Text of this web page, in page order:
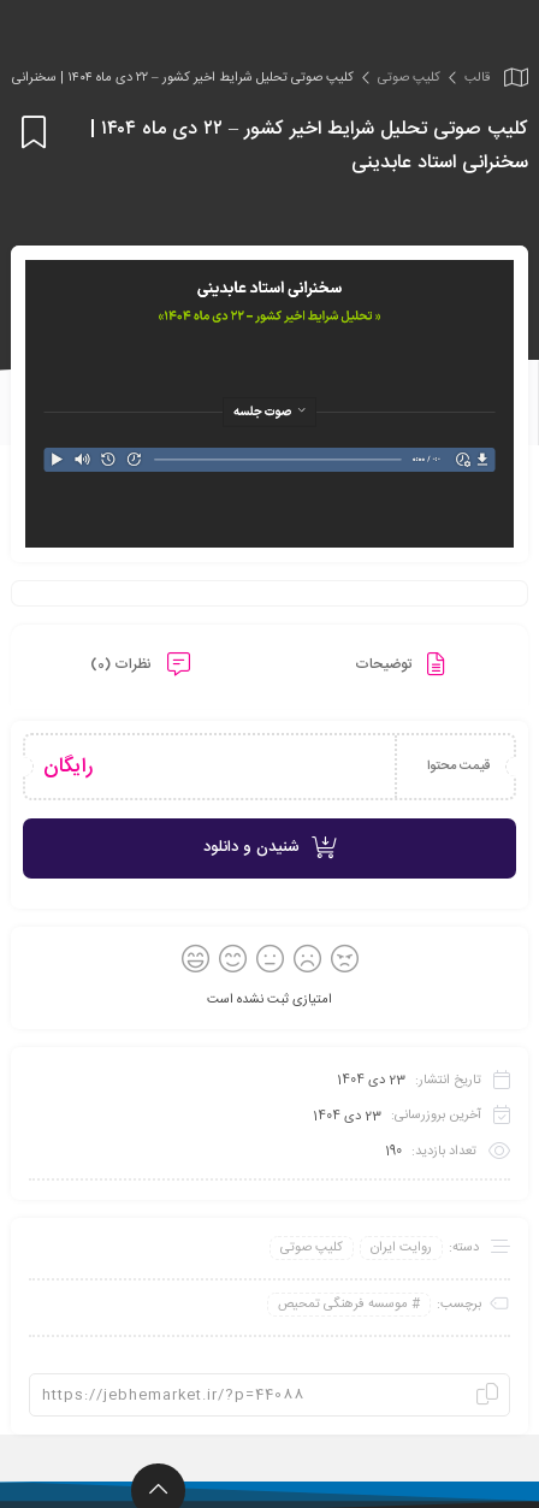
قالب کلیپ صوتی کلیپ صوتی تحلیل شرایط اخیر کشور – ۲۲ دی ماه ۱۴۰۴ | سخنرانی استاد عابدینی
کلیپ صوتی تحلیل شرایط اخیر کشور – ۲۲ دی ماه ۱۴۰۴ |
سخنرانی استاد عابدینی
توضیحات نظرات (0)
قیمت محتوا رایگان
شنیدن و دانلود
امتیازی ثبت نشده است
تاریخ انتشار: 23 دی 1404
آخرین بروزرسانی: 23 دی 1404
تعداد بازدید: 190
دسته: روایت ایران کلیپ صوتی
برچسب: موسسه فرهنگی تمحیص